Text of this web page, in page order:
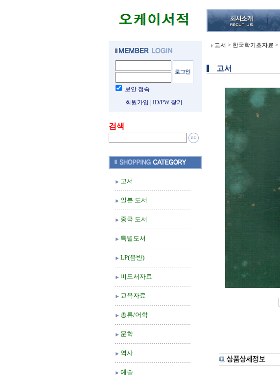
보안 접속
회원가입
ID/PW 찾기
검색
고서
일본 도서
중국 도서
특별도서
LP(음반)
비도서자료
교육자료
총류/어학
문학
역사
예술
고서 > 한국학기초자료 >
고서